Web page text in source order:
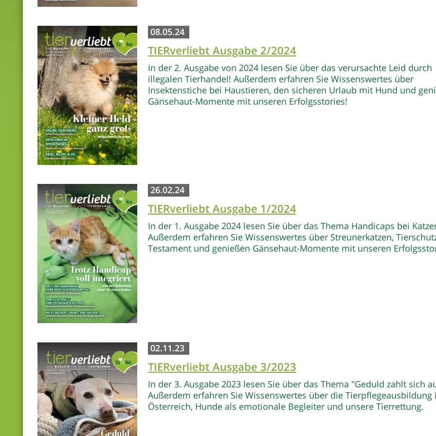
08.05.24
TIERverliebt Ausgabe 2/2024
In der 2. Ausgabe von 2024 lesen Sie über das verursachte Leid durch
illegalen Tierhandel! Außerdem erfahren Sie Wissenswertes über
Insektenstiche bei Haustieren, den sicheren Urlaub mit Hund und
Gänsehaut-Momente mit unseren Erfolgsstories!
26.02.24
TIERverliebt Ausgabe 1/2024
In der 1. Ausgabe 2024 lesen Sie über das Thema Handicaps bei
Außerdem erfahren Sie Wissenswertes über Streunerkatzen,
Testament und genießen Gänsehaut-Momente mit unseren
02.11.23
TIERverliebt Ausgabe 3/2023
In der 3. Ausgabe 2023 lesen Sie über das Thema "Geduld zahlt sich
Außerdem erfahren Sie Wissenswertes über die Tierpflegeausbildung
Österreich, Hunde als emotionale Begleiter und unsere Tierrettung.